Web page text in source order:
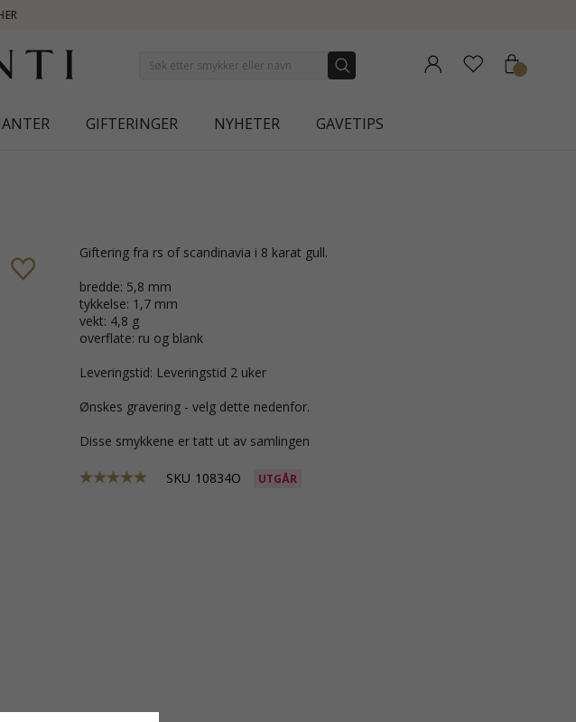
GIFTERINGER NYHETER GAVETIPS
giftering fra rs of scandinavia i 8 karat gull.
bredde: 5,8 mm
tykkelse: 1,7 mm
vekt: 4,8 g
overflate: ru og blank
Leveringstid: Leveringstid 2 uker
Ønskes gravering - velg dette nedenfor.
Disse smykkene er tatt ut av samlingen
SKU 10834O UTGÅR